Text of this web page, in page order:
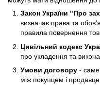
Закон України "Про
визначає права та
правила повернення
Цивільний кодекс
про укладення та
Умови договору - саме
між покупцем і